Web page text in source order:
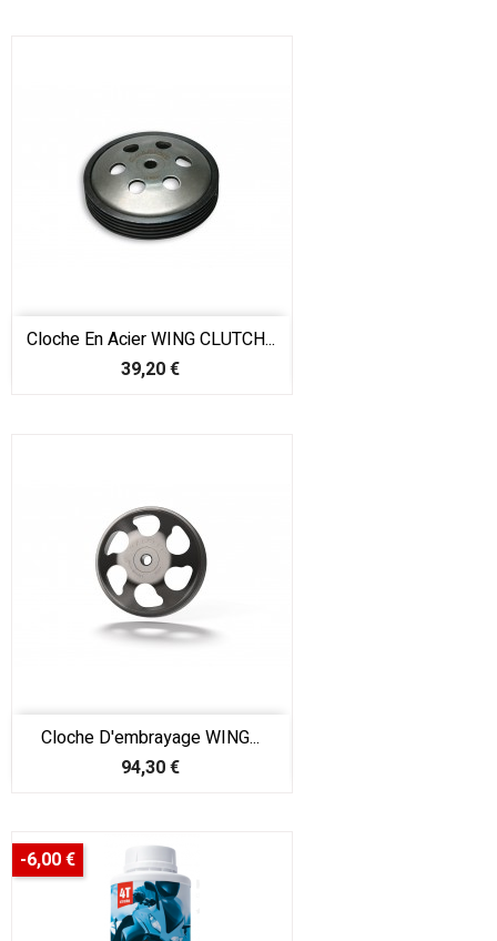
Cloche En Acier WING CLUTCH...
Prix
39,20 €
Cloche D'embrayage WING...
Prix
94,30 €
-6,00 €